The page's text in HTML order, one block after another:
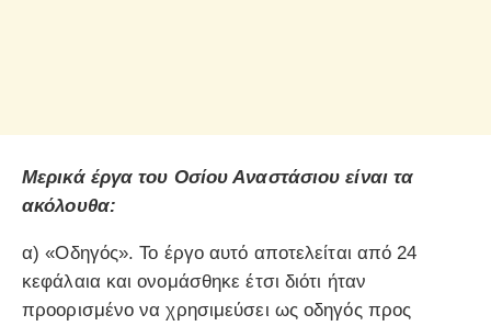
Μερικά έργα του Οσίου Αναστάσιου είναι τα
ακόλουθα:
α) «Οδηγός». Το έργο αυτό αποτελείται από 24
κεφάλαια και ονομάσθηκε έτσι διότι ήταν
προορισμένο να χρησιμεύσει ως οδηγός προς